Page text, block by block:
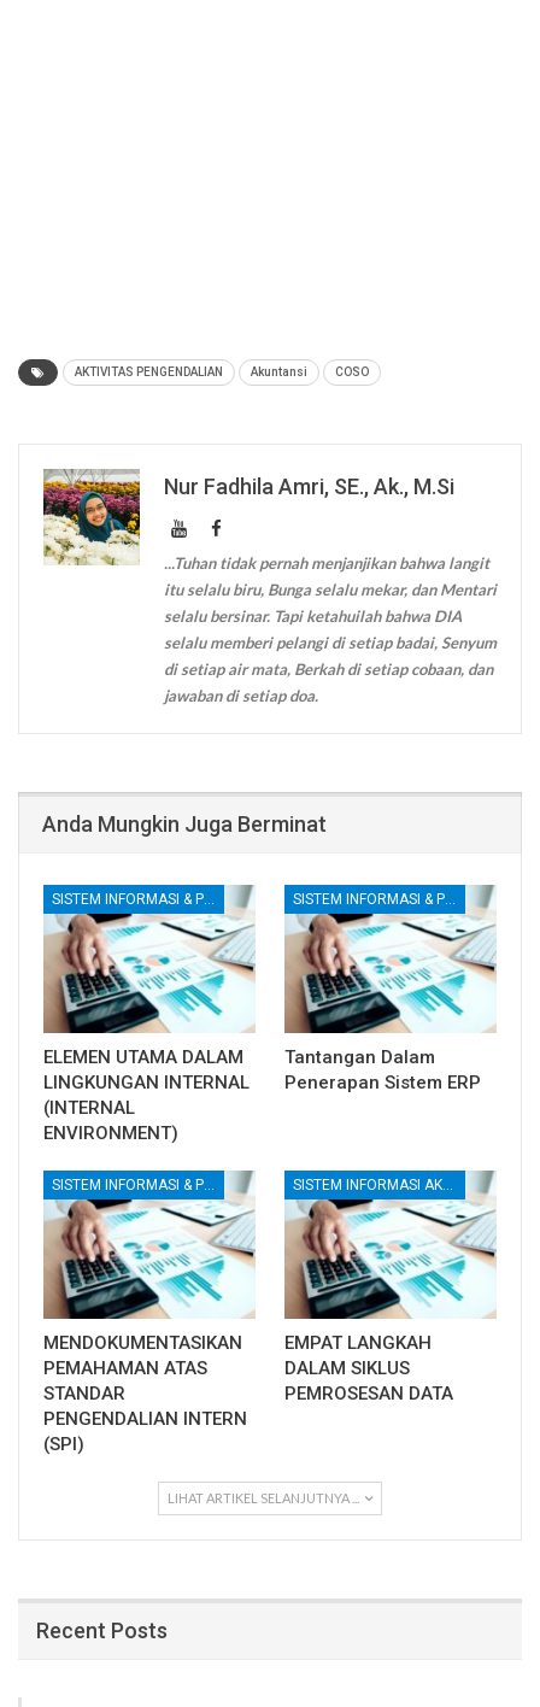
AKTIVITAS PENGENDALIAN Akuntansi COSO
Nur Fadhila Amri, SE., Ak., M.Si
...Tuhan tidak pernah menjanjikan bahwa langit
itu selalu biru, Bunga selalu mekar, dan Mentari
selalu bersinar. Tapi ketahuilah bahwa DIA
selalu memberi pelangi di setiap badai, Senyum
di setiap air mata, Berkah di setiap cobaan, dan
jawaban di setiap doa.
Anda Mungkin Juga Berminat
SISTEM INFORMASI & PENGENDALIAN INTERNAL
ELEMEN UTAMA DALAM
LINGKUNGAN INTERNAL
(INTERNAL
ENVIRONMENT)
SISTEM INFORMASI & PENGENDALIAN INTERNAL
Tantangan Dalam
Penerapan Sistem ERP
SISTEM INFORMASI & PENGENDALIAN INTERNAL
MENDOKUMENTASIKAN
PEMAHAMAN ATAS
STANDAR
PENGENDALIAN INTERN
(SPI)
SISTEM INFORMASI AKUNTANSI (SIA)
EMPAT LANGKAH
DALAM SIKLUS
PEMROSESAN DATA
LIHAT ARTIKEL SELANJUTNYA ...
Recent Posts